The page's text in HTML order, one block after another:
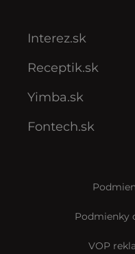
Interez.sk
Receptik.sk
Yimba.sk
Fontech.sk
Podmienky
VOP